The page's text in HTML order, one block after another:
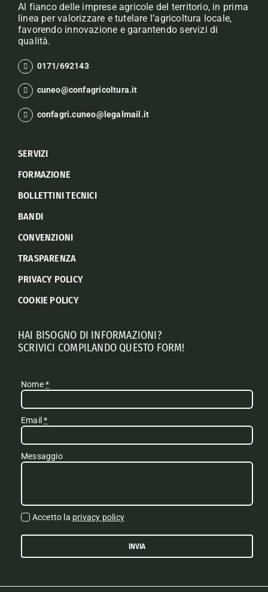
Al fianco delle imprese agricole del territorio, in prima
linea per valorizzare e tutelare l’agricoltura locale,
favorendo innovazione e garantendo servizi di
qualità.
0171/692143
cuneo@confagricoltura.it
confagri.cuneo@legalmail.it
SERVIZI
FORMAZIONE
BOLLETTINI TECNICI
BANDI
CONVENZIONI
TRASPARENZA
PRIVACY POLICY
COOKIE POLICY
HAI BISOGNO DI INFORMAZIONI?
SCRIVICI COMPILANDO QUESTO FORM!
Nome*
Email*
Messaggio
Accetto la privacy policy
INVIA